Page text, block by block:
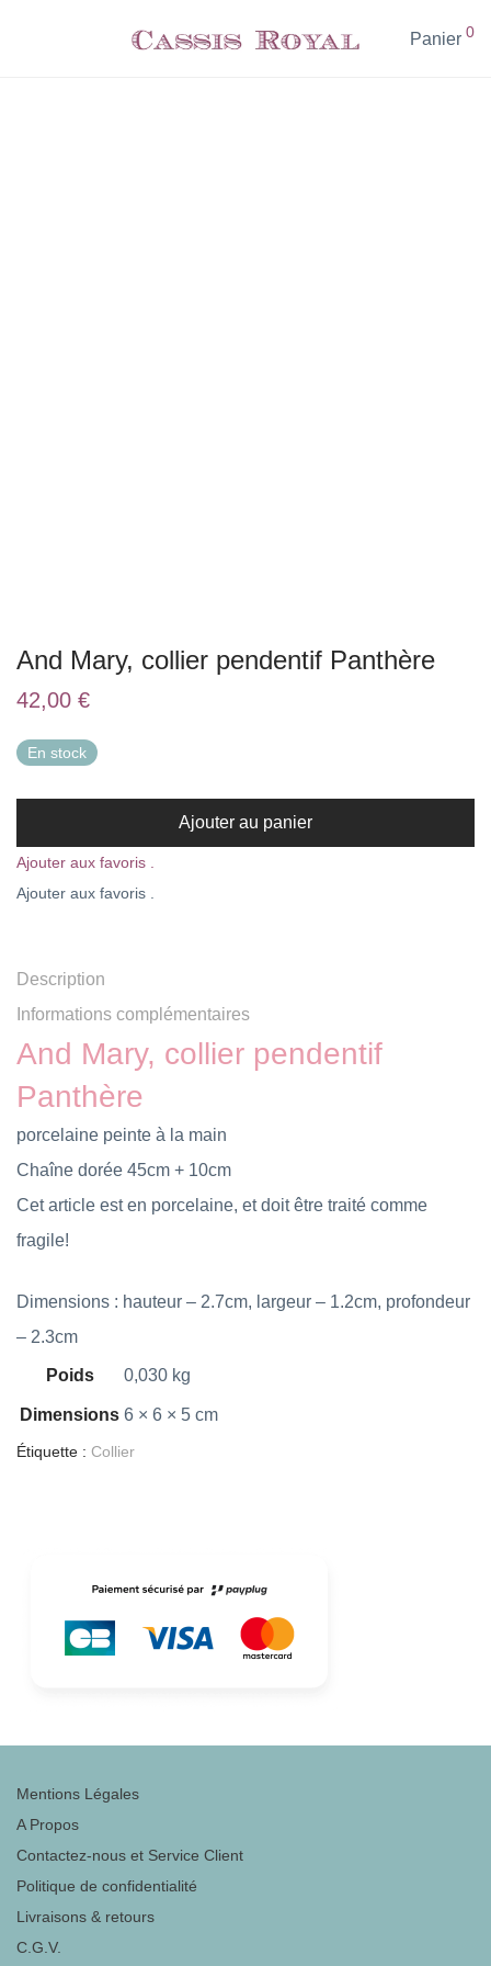
Panier 0
And Mary, collier pendentif Panthère
42,00 €
En stock
Ajouter au panier
Ajouter aux favoris .
Ajouter aux favoris .
Description
Informations complémentaires
And Mary, collier pendentif
Panthère
porcelaine peinte à la main
Chaîne dorée 45cm + 10cm
Cet article est en porcelaine, et doit être traité comme
fragile!
Dimensions : hauteur – 2.7cm, largeur – 1.2cm, profondeur
– 2.3cm
Poids 0,030 kg
Dimensions 6 × 6 × 5 cm
Étiquette : Collier
Mentions Légales
A Propos
Contactez-nous et Service Client
Politique de confidentialité
Livraisons & retours
C.G.V.